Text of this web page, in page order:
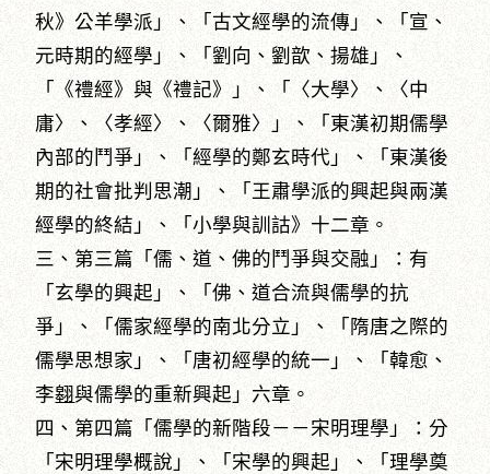
秋》公羊學派」、「古文經學的流傳」、「宣、
元時期的經學」、「劉向、劉歆、揚雄」、
「《禮經》與《禮記》」、「〈大學〉、〈中
庸〉、〈孝經〉、〈爾雅〉」、「東漢初期儒學
內部的鬥爭」、「經學的鄭玄時代」、「東漢後
期的社會批判思潮」、「王肅學派的興起與兩漢
經學的終結」、「小學與訓詁》十二章。
三、第三篇「儒、道、佛的鬥爭與交融」：有
「玄學的興起」、「佛、道合流與儒學的抗
爭」、「儒家經學的南北分立」、「隋唐之際的
儒學思想家」、「唐初經學的統一」、「韓愈、
李翱與儒學的重新興起」六章。
四、第四篇「儒學的新階段－－宋明理學」：分
「宋明理學概說」、「宋學的興起」、「理學奠